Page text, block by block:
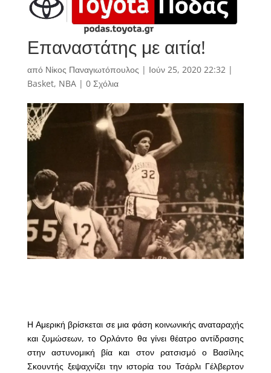
Επαναστάτης με αιτία!
από Νίκος Παναγιωτόπουλος | Ιούν 25, 2020 22:32|
Basket, NBA| 0 Σχόλια
Η Αμερική βρίσκεται σε μια φάση κοινωνικής αναταραχής
και ζυμώσεων, το Ορλάντο θα γίνει θέατρο αντίδρασης
στην αστυνομική βία και στον ρατσισμό ο Βασίλης
Σκουντής ξεψαχνίζει την ιστορία του Τσάρλι Γέλβερτον